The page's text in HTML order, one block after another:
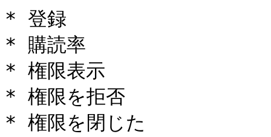
* 登録
* 購読率
* 権限表示
* 権限を拒否
* 権限を閉じた